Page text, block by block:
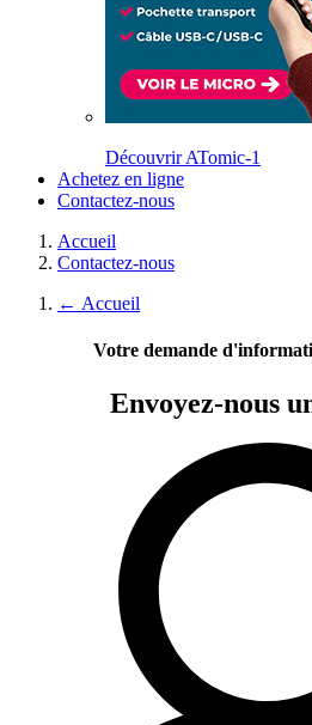
Découvrir ATomic-1
Achetez en ligne
Contactez-nous
Accueil
Contactez-nous
← Accueil
Votre demande
Envoyez-nous